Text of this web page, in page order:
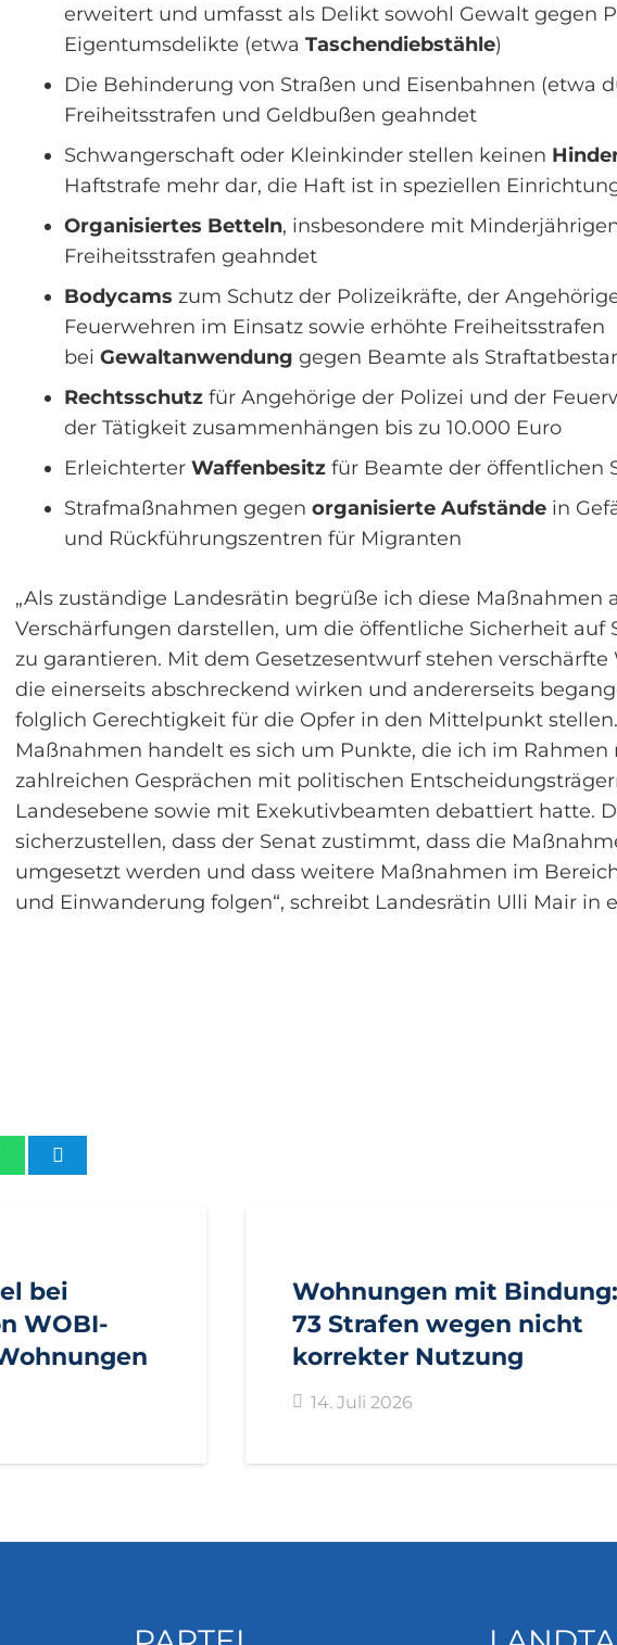
erweitert und umfasst als Delikt sowohl Gewalt gegen
Eigentumsdelikte (etwa Taschendiebstähle)
Die Behinderung von Straßen und Eisenbahnen (etwa
Freiheitsstrafen und Geldbußen geahndet
Schwangerschaft oder Kleinkinder stellen keinen
Haftstrafe mehr dar, die Haft ist in speziellen
Organisiertes Betteln, insbesondere mit
Freiheitsstrafen geahndet
Bodycams zum Schutz der Polizeikräfte, der
Feuerwehren im Einsatz sowie erhöhte Freiheitsstrafen
bei Gewaltanwendung gegen Beamte als
Rechtsschutzfür Angehörige der Polizei und der
der Tätigkeit zusammenhängen bis zu 10.000 Euro
Erleichterter Waffenbesitzfür Beamte der öffentlichen
Strafmaßnahmen gegen organisierte Aufständein
und Rückführungszentren für Migranten
„Als zuständige Landesrätin begrüße ich diese Maßnahmen
Verschärfungen darstellen, um die öffentliche Sicherheit auf
zu garantieren. Mit dem Gesetzesentwurf stehen verschärfte
die einerseits abschreckend wirken und andererseits
folglich Gerechtigkeit für die Opfer in den Mittelpunkt
Maßnahmen handelt es sich um Punkte, die ich im Rahmen
zahlreichen Gesprächen mit politischen
Landesebene sowie mit Exekutivbeamten debattiert hatte.
sicherzustellen, dass der Senat zustimmt, dass die
umgesetzt werden und dass weitere Maßnahmen im
und Einwanderung folgen“, schreibt Landesrätin Ulli Mair in
bei
WOBI-
Wohnungen mit Bindung:
73 Strafen wegen nicht
korrekter Nutzung
14. Juli 2026